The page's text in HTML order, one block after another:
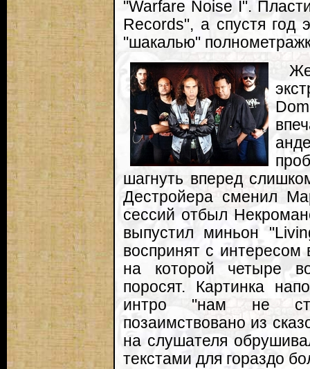
"Warfare Noise I".
Records", а спустя
"шакалью"
шагнуть вперед
Дестройера сменил
сессий отбыл
выпустил миньон
воспринят с
на которой четыре
поросят. Картинка
интро "нам не
позаимствовано из
на слушателя
текстами для гораздо